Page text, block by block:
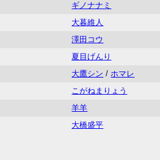
ギノナナミ
大暮維人
澤田コウ
夏目げんり
大鷹シン /ホマレ
こがねまりょう
羊羊
大橋盛平